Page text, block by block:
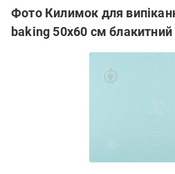
Фото Килимок для
baking 50x60 см блакитний